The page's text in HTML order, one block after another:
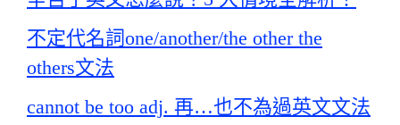
不定代名詞one/another/the other the
others文法
cannot be too adj. 再…也不為過英文文法